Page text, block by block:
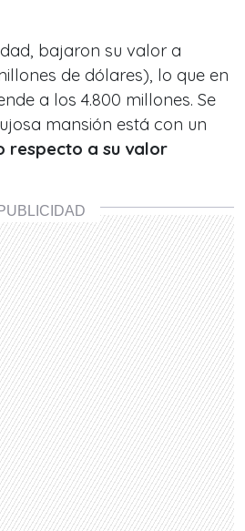
bajaron su valor a
de dólares), lo que en
a los 4.800 millones. Se
mansión está con un
respecto a su valor